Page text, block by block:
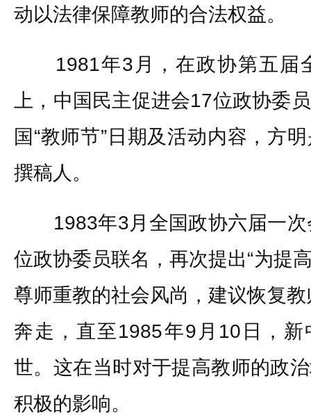
动以法律保障教师的合法权益。
1981年3月，在政协第五届
上，中国民主促进会17位政协委
国“教师节”日期及活动内容，方
撰稿人。
1983年3月全国政协六届一次
位政协委员联名，再次提出“为提
尊师重教的社会风尚，建议恢复
奔走，直至1985年9月10日，新
世。这在当时对于提高教师的政
积极的影响。